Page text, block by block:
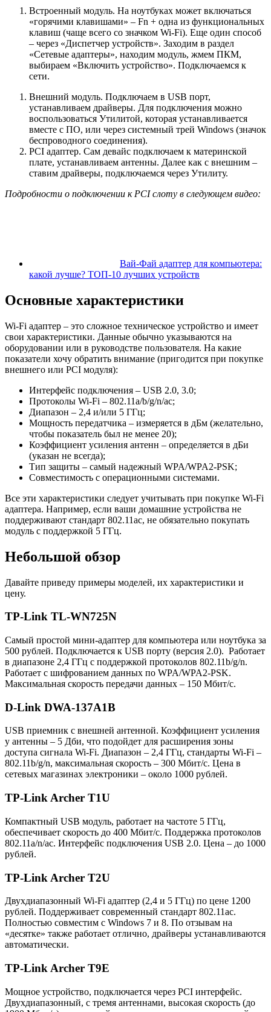
Встроенный модуль. На ноутбуках может включаться
«горячими клавишами» – Fn + одна из функциональных
клавиш (чаще всего со значком Wi-Fi). Еще один способ
– через «Диспетчер устройств». Заходим в раздел
«Сетевые адаптеры», находим модуль, жмем ПКМ,
выбираем «Включить устройство». Подключаемся к
сети.
Внешний модуль. Подключаем в USB порт,
устанавливаем драйверы. Для подключения можно
воспользоваться Утилитой, которая устанавливается
вместе с ПО, или через системный трей Windows (значок
беспроводного соединения).
PCI адаптер. Сам девайс подключаем к материнской
плате, устанавливаем антенны. Далее как с внешним –
ставим драйверы, подключаемся через Утилиту.
Подробности о подключении к PCI слоту в следующем видео:
Вай-Фай адаптер для компьютера:
какой лучше? ТОП-10 лучших устройств
Основные характеристики
Wi-Fi адаптер – это сложное техническое устройство и имеет
свои характеристики. Данные обычно указываются на
оборудовании или в руководстве пользователя. На какие
показатели хочу обратить внимание (пригодится при покупке
внешнего или PCI модуля):
Интерфейс подключения – USB 2.0, 3.0;
Протоколы Wi-Fi – 802.11a/b/g/n/ac;
Диапазон – 2,4 и/или 5 ГГц;
Мощность передатчика – измеряется в дБм (желательно,
чтобы показатель был не менее 20);
Коэффициент усиления антенн – определяется в дБи
(указан не всегда);
Тип защиты – самый надежный WPA/WPA2-PSK;
Совместимость с операционными системами.
Все эти характеристики следует учитывать при покупке Wi-Fi
адаптера. Например, если ваши домашние устройства не
поддерживают стандарт 802.11ac, не обязательно покупать
модуль с поддержкой 5 ГГц.
Небольшой обзор
Давайте приведу примеры моделей, их характеристики и
цену.
TP-Link TL-WN725N
Самый простой мини-адаптер для компьютера или ноутбука за
500 рублей. Подключается к USB порту (версия 2.0). Работает
в диапазоне 2,4 ГГц с поддержкой протоколов 802.11b/g/n.
Работает с шифрованием данных по WPA/WPA2-PSK.
Максимальная скорость передачи данных – 150 Мбит/с.
D-Link DWA-137A1B
USB приемник с внешней антенной. Коэффициент усиления
у антенны – 5 Дби, что подойдет для расширения зоны
доступа сигнала Wi-Fi. Диапазон – 2,4 ГГц, стандарты Wi-Fi –
802.11b/g/n, максимальная скорость – 300 Мбит/с. Цена в
сетевых магазинах электроники – около 1000 рублей.
TP-Link Archer T1U
Компактный USB модуль, работает на частоте 5 ГГц,
обеспечивает скорость до 400 Мбит/с. Поддержка протоколов
802.11a/n/ac. Интерфейс подключения USB 2.0. Цена – до 1000
рублей.
TP-Link Archer T2U
Двухдиапазонный Wi-Fi адаптер (2,4 и 5 ГГц) по цене 1200
рублей. Поддерживает современный стандарт 802.11ac.
Полностью совместим с Windows 7 и 8. По отзывам на
«десятке» также работает отлично, драйверы устанавливаются
автоматически.
TP-Link Archer T9E
Мощное устройство, подключается через PCI интерфейс.
Двухдиапазонный, с тремя антеннами, высокая скорость (до